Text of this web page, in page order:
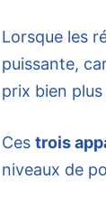
Lorsque les
puissante,
prix bien
Ces trois
niveaux de